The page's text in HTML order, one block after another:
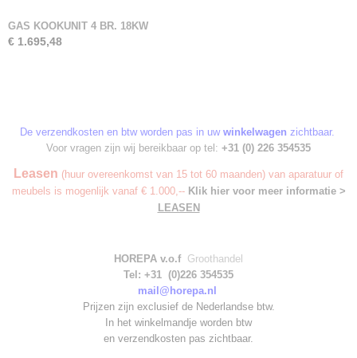
GAS KOOKUNIT 4 BR. 18KW
€ 1.695,48
De verzendkosten en btw worden pas in uw winkelwagen zichtbaar.
Voor vragen zijn wij bereikbaar op tel: +31 (0) 226 354535
Leasen (huur overeenkomst van 15 tot 60 maanden) van aparatuur of
meubels is mogenlijk vanaf € 1.000,-- Klik hier voor meer informatie >
LEASEN
HOREPA v.o.f Groothandel
Tel: +31 (0)226 354535
mail@horepa.nl
Prijzen zijn exclusief de Nederlandse btw.
In het winkelmandje worden btw
en verzendkosten pas zichtbaar.